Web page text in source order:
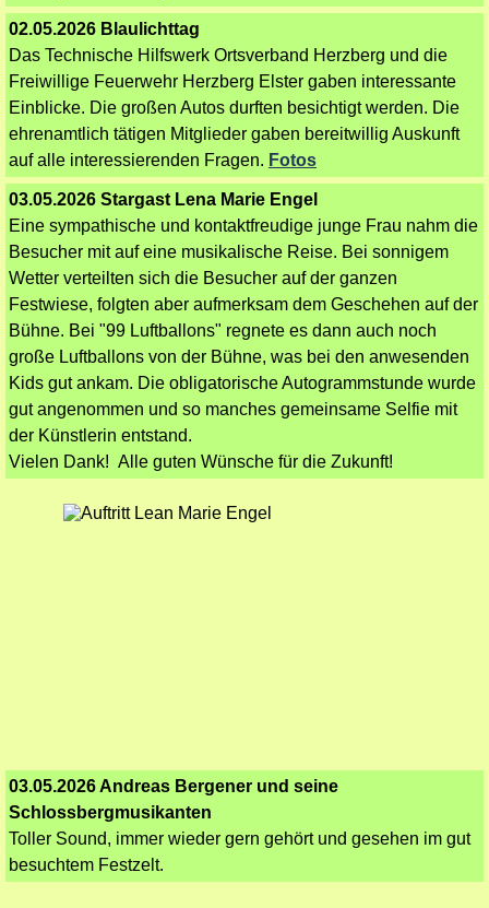
02.05.2026 Blaulichttag
Das Technische Hilfswerk Ortsverband Herzberg und die
Freiwillige Feuerwehr Herzberg Elster gaben interessante
Einblicke. Die großen Autos durften besichtigt werden. Die
ehrenamtlich tätigen Mitglieder gaben bereitwillig Auskunft
auf alle interessierenden Fragen. Fotos
03.05.2026 Stargast Lena Marie Engel
Eine sympathische und kontaktfreudige junge Frau nahm die
Besucher mit auf eine musikalische Reise. Bei sonnigem
Wetter verteilten sich die Besucher auf der ganzen
Festwiese, folgten aber aufmerksam dem Geschehen auf der
Bühne. Bei "99 Luftballons" regnete es dann auch noch
große Luftballons von der Bühne, was bei den anwesenden
Kids gut ankam. Die obligatorische Autogrammstunde wurde
gut angenommen und so manches gemeinsame Selfie mit
der Künstlerin entstand.
Vielen Dank! Alle guten Wünsche für die Zukunft!
03.05.2026 Andreas Bergener und seine
Schlossbergmusikanten
Toller Sound, immer wieder gern gehört und gesehen im gut
besuchtem Festzelt.